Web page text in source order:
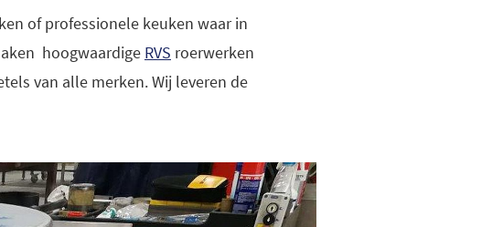
of professionele keuken waar in
hoogwaardige RVS roerwerken
van alle merken. Wij leveren de